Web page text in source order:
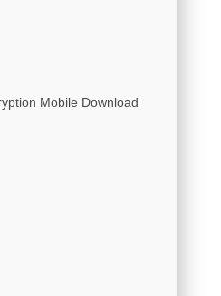
Mobile Download